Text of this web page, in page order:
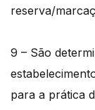
reserva/
9 – São
para a prática